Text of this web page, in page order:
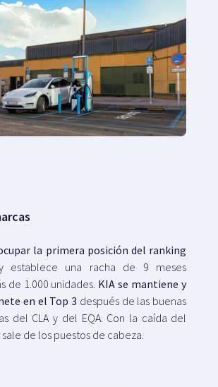
la primera posición del ranking
establece una racha de 9 meses
de 1.000 unidades. KIA se mantiene y
en el Top 3 después de las buenas
del CLA y del EQA. Con la caída del
de los puestos de cabeza.